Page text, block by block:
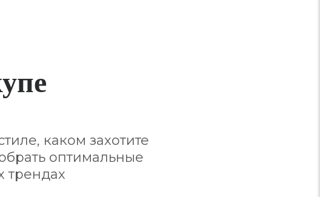
каком захотите
оптимальные
трендах